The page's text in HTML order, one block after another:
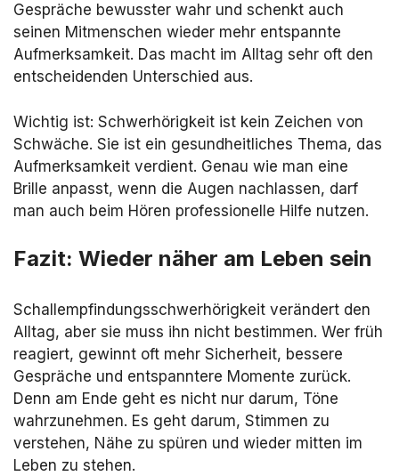
Gespräche bewusster wahr und schenkt auch
seinen Mitmenschen wieder mehr entspannte
Aufmerksamkeit. Das macht im Alltag sehr oft den
entscheidenden Unterschied aus.
Wichtig ist: Schwerhörigkeit ist kein Zeichen von
Schwäche. Sie ist ein gesundheitliches Thema, das
Aufmerksamkeit verdient. Genau wie man eine
Brille anpasst, wenn die Augen nachlassen, darf
man auch beim Hören professionelle Hilfe nutzen.
Fazit: Wieder näher am Leben sein
Schallempfindungsschwerhörigkeit verändert den
Alltag, aber sie muss ihn nicht bestimmen. Wer früh
reagiert, gewinnt oft mehr Sicherheit, bessere
Gespräche und entspanntere Momente zurück.
Denn am Ende geht es nicht nur darum, Töne
wahrzunehmen. Es geht darum, Stimmen zu
verstehen, Nähe zu spüren und wieder mitten im
Leben zu stehen.